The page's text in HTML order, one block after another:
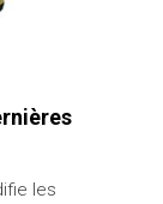
les